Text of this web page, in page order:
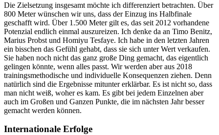
Die Zielsetzung insgesamt möchte ich differenziert betrachten. Über
800 Meter wünschen wir uns, dass der Einzug ins Halbfinale
geschafft wird. Über 1.500 Meter gilt es, das seit 2012 vorhandene
Potenzial endlich einmal auszureizen. Ich denke da an Timo Benitz,
Marius Probst und Homiyu Tesfaye. Ich habe in den letzten Jahren
ein bisschen das Gefühl gehabt, dass sie sich unter Wert verkaufen.
Sie haben noch nicht das ganz große Ding gemacht, das eigentlich
gelingen könnte, wenn alles passt. Wir werden aber aus 2018
trainingsmethodische und individuelle Konsequenzen ziehen. Denn
natürlich sind die Ergebnisse mitunter erklärbar. Es ist nicht so, dass
man nicht weiß, woher es kam. Es gibt bei jedem Einzelnen aber
auch im Großen und Ganzen Punkte, die im nächsten Jahr besser
gemacht werden können.
Internationale Erfolge